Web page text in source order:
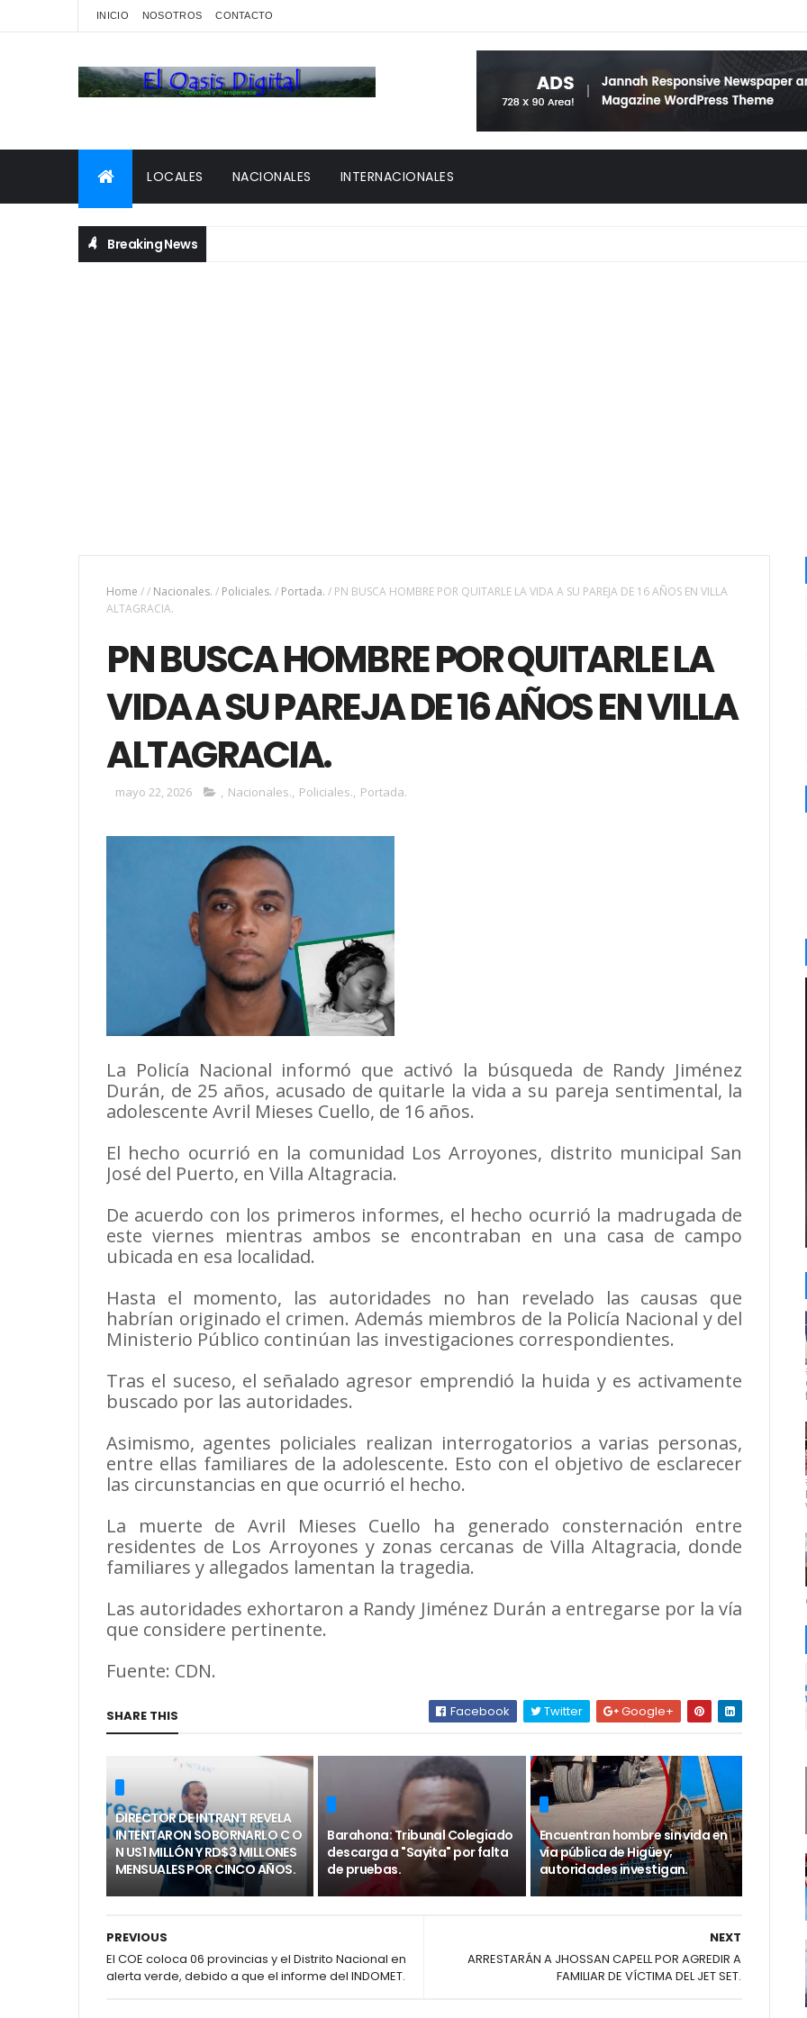
INICIO NOSOTROS CONTACTO
LOCALES NACIONALES INTERNACIONALES
Breaking News
Home // Nacionales. / Policiales. / Portada. / PN BUSCA HOMBRE POR QUITARLE LA VIDA A SU PAREJA DE 16 AÑOS EN VILLA
ALTAGRACIA.
PN BUSCA HOMBRE POR QUITARLE LA
VIDA A SU PAREJA DE 16 AÑOS EN VILLA
ALTAGRACIA.
mayo 22, 2026 , Nacionales., Policiales., Portada.
La Policía Nacional informó que activó la búsqueda de Randy Jiménez
Durán, de 25 años, acusado de quitarle la vida a su pareja sentimental, la
adolescente Avril Mieses Cuello, de 16 años.
El hecho ocurrió en la comunidad Los Arroyones, distrito municipal San
José del Puerto, en Villa Altagracia.
De acuerdo con los primeros informes, el hecho ocurrió la madrugada de
este viernes mientras ambos se encontraban en una casa de campo
ubicada en esa localidad.
Hasta el momento, las autoridades no han revelado las causas que
habrían originado el crimen. Además miembros de la Policía Nacional y del
Ministerio Público continúan las investigaciones correspondientes.
Tras el suceso, el señalado agresor emprendió la huida y es activamente
buscado por las autoridades.
Asimismo, agentes policiales realizan interrogatorios a varias personas,
entre ellas familiares de la adolescente. Esto con el objetivo de esclarecer
las circunstancias en que ocurrió el hecho.
La muerte de Avril Mieses Cuello ha generado consternación entre
residentes de Los Arroyones y zonas cercanas de Villa Altagracia, donde
familiares y allegados lamentan la tragedia.
Las autoridades exhortaron a Randy Jiménez Durán a entregarse por la vía
que considere pertinente.
Fuente: CDN.
SHARE THIS Facebook Twitter Google+
DIRECTOR DE INTRANT REVELA
INTENTARON SOBORNARLO C O
N US1 MILLÓN Y RD$3 MILLONES
MENSUALES POR CINCO AÑOS.
Barahona: Tribunal Colegiado
descarga a "Sayita" por falta
de pruebas.
Encuentran hombre sin vida en
vía pública de Higüey;
autoridades investigan.
NEXT
ARRESTARÁN A JHOSSAN CAPELL POR AGREDIR A
FAMILIAR DE VÍCTIMA DEL JET SET.
PREVIOUS
El COE coloca 06 provincias y el Distrito Nacional en
alerta verde, debido a que el informe del INDOMET.